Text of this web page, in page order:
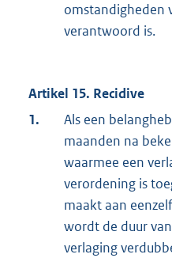
omstandigheden
verantwoord is.
Artikel 15. Recidive
1.
Als een
maanden na
waarmee een
verordening is
maakt aan
wordt de duur
verlaging